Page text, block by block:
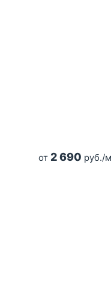
от 2 690 руб./